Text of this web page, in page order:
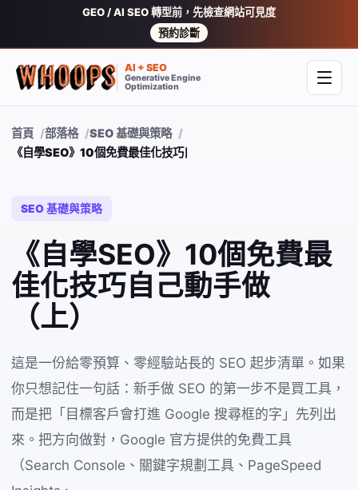
GEO / AI SEO 轉型前，先檢查網站可見度
預約診斷
AI + SEO
Generative Engine
Optimization
開啟
首頁 部落格
SEO 基礎與策略
《自學SEO》10個免費最佳化技巧自己動手做（上）
SEO 基礎與策略
《自學SEO》10個免費最
佳化技巧自己動手做
（上）
這是一份給零預算、零經驗站長的 SEO 起步清單。如果
你只想記住一句話：新手做 SEO 的第一步不是買工具，
而是把「目標客戶會打進 Google 搜尋框的字」先列出
來。把方向做對，Google 官方提供的免費工具
（Search Console、關鍵字規劃工具、PageSpeed